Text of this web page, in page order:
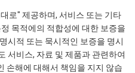
로" 제공하며, 서비스 또는 기타
목적에의 적합성에 대한 보증을
시적 또는 묵시적인 보증을 명시
서비스, 자료 및 제품과 관련하여
손해에 대해서 책임을 지지 않습